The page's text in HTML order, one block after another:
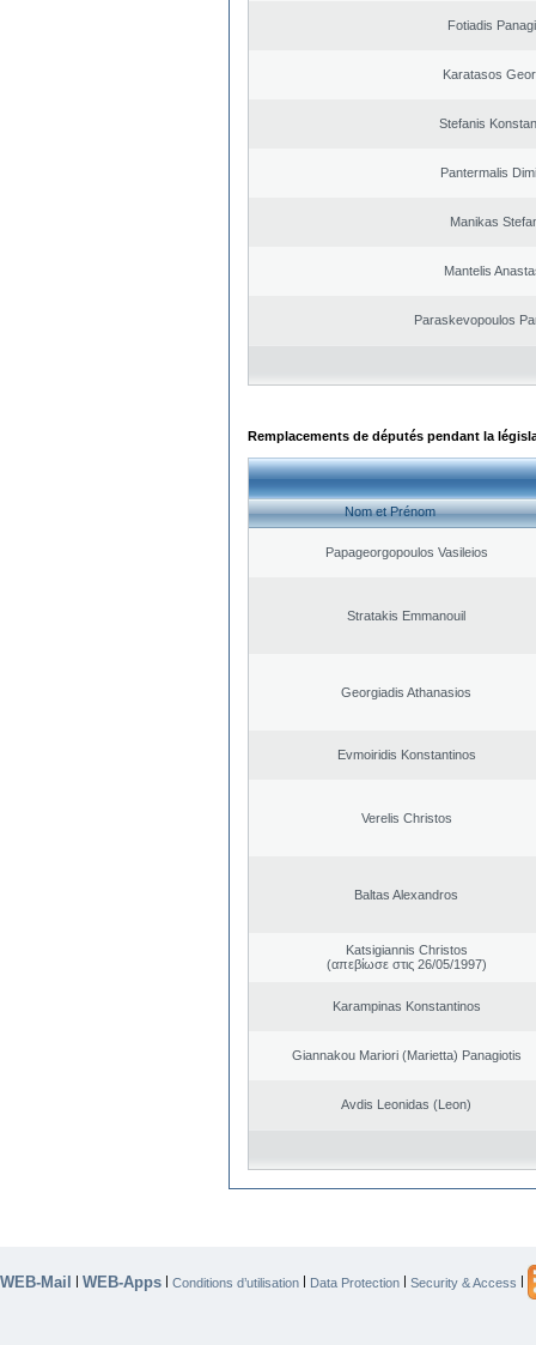
Fotiadis
Karatasos
Stefanis
Pantermalis
Manikas
Mantelis
Paraskevopoulos
Remplacements de députés pendant la
Nom et Prénom
Papageorgopoulos Vasileios
Stratakis Emmanouil
Georgiadis Athanasios
Evmoiridis Konstantinos
Verelis Christos
Baltas Alexandros
Katsigiannis Christos
(απεβίωσε στις 26/05/1997)
Karampinas Konstantinos
Giannakou Mariori (Marietta) Panagiotis
Avdis Leonidas (Leon)
WEB-Mail | WEB-Apps | Conditions d’utilisation | Data Protection | Security & Access |